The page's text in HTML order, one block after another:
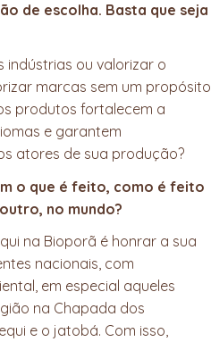
de escolha. Basta que seja
indústrias ou valorizar o
marcas sem um propósito
produtos fortalecem a
e garantem
atores de sua produção?
o que é feito, como é feito
no mundo?
na Bioporã é honrar a sua
nacionais, com
em especial aqueles
na Chapada dos
e o jatobá. Com isso,